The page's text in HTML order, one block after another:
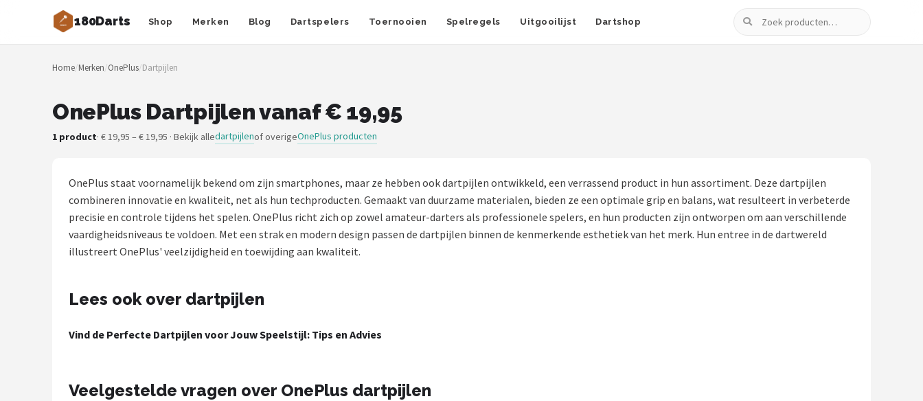
180Darts Shop Merken Blog Dartspelers Toernooien Spelregels Uitgooilijst Dartshop
Zoeken
Zoeken
NAVIGATIE
Merken
Dartspelers
Toernooien
Uitgooilijst
Dartshop
Home/Merken/OnePlus/Dartpijlen
OnePlus Dartpijlen vanaf € 19,95
1 product· € 19,95 – € 19,95 · Bekijk alledartpijlenof overigeOnePlus producten
OnePlus staat voornamelijk bekend om zijn smartphones, maar ze hebben ook dartpijlen ontwikkeld, een verrassend product in hun assortiment. Deze dartpijlen
combineren innovatie en kwaliteit, net als hun techproducten. Gemaakt van duurzame materialen, bieden ze een optimale grip en balans, wat resulteert in verbeterde
precisie en controle tijdens het spelen. OnePlus richt zich op zowel amateur-darters als professionele spelers, en hun producten zijn ontworpen om aan verschillende
vaardigheidsniveaus te voldoen. Met een strak en modern design passen de dartpijlen binnen de kenmerkende esthetiek van het merk. Hun entree in de dartwereld
illustreert OnePlus' veelzijdigheid en toewijding aan kwaliteit.
Lees ook over dartpijlen
Vind de Perfecte Dartpijlen voor Jouw Speelstijl: Tips en Advies
Veelgestelde vragen over OnePlus dartpijlen